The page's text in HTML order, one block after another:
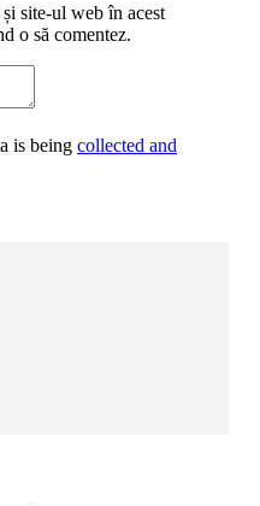
site-ul web în acest
o să comentez.
is being collected and